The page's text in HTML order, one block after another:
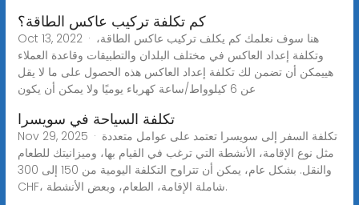
كم تكلفة تركيب عاكس الطاقة؟
Oct 13, 2022 · هنا سوف نعلمك كم يكلف تركيب عاكس الطاقة،
وتكلفة إعداد العاكس في مختلف البلدان والتطبيقات وقاعدة العملاء
هييمكن أن تضمن لك تكلفة إعداد العاكس هذه الحصول على ما لا يقل
عن 6 كيلوواط/ساعة كهرباء يوميًا ولا يمكن أن يكون
تكلفة السياحة في سويسرا
Nov 29, 2025 · تكلفة السفر إلى سويسرا تعتمد على عوامل متعددة
مثل نوع الإقامة، الأنشطة التي ترغب في القيام بها، وميزانيتك للطعام
والنقل. بشكل عام، يمكن أن تتراوح التكلفة اليومية من 150 إلى 300
CHF، شاملة الإقامة، الطعام، وبعض الأنشطة.